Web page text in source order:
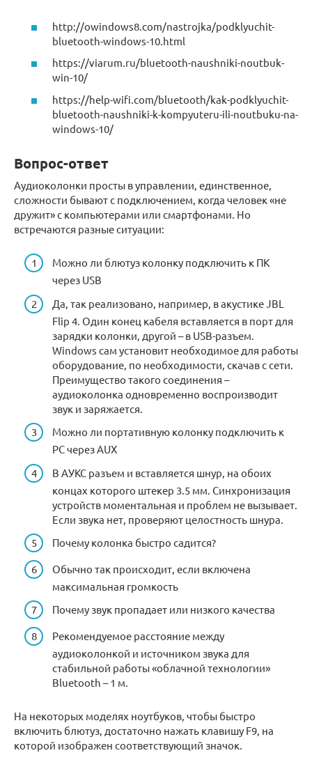
http://owindows8.com/nastrojka/podklyuchit-
bluetooth-windows-10.html
https://viarum.ru/bluetooth-naushniki-noutbuk-
win-10/
https://help-wifi.com/bluetooth/kak-podklyuchit-
bluetooth-naushniki-k-kompyuteru-ili-noutbuku-na-
windows-10/
Вопрос-ответ
Аудиоколонки просты в управлении, единственное,
сложности бывают с подключением, когда человек «не
дружит» с компьютерами или смартфонами. Но
встречаются разные ситуации:
Можно ли блютуз колонку подключить к ПК
через USB
Да, так реализовано, например, в акустике JBL
Flip 4. Один конец кабеля вставляется в порт для
зарядки колонки, другой – в USB-разъем.
Windows сам установит необходимое для работы
оборудование, по необходимости, скачав с сети.
Преимущество такого соединения –
аудиоколонка одновременно воспроизводит
звук и заряжается.
Можно ли портативную колонку подключить к
PC через AUX
В АУКС разъем и вставляется шнур, на обоих
концах которого штекер 3.5 мм. Синхронизация
устройств моментальная и проблем не вызывает.
Если звука нет, проверяют целостность шнура.
Почему колонка быстро садится?
Обычно так происходит, если включена
максимальная громкость
Почему звук пропадает или низкого качества
Рекомендуемое расстояние между
аудиоколонкой и источником звука для
стабильной работы «облачной технологии»
Bluetooth – 1 м.
На некоторых моделях ноутбуков, чтобы быстро
включить блютуз, достаточно нажать клавишу F9, на
которой изображен соответствующий значок.